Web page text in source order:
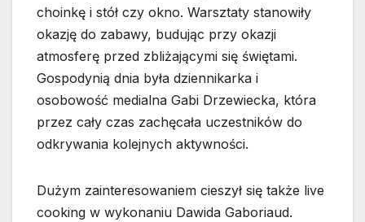
choinkę i stół czy okno. Warsztaty stanowiły
okazję do zabawy, budując przy okazji
atmosferę przed zbliżającymi się świętami.
Gospodynią dnia była dziennikarka i
osobowość medialna Gabi Drzewiecka, która
przez cały czas zachęcała uczestników do
odkrywania kolejnych aktywności.
Dużym zainteresowaniem cieszył się także live
cooking w wykonaniu Dawida Gaboriaud.